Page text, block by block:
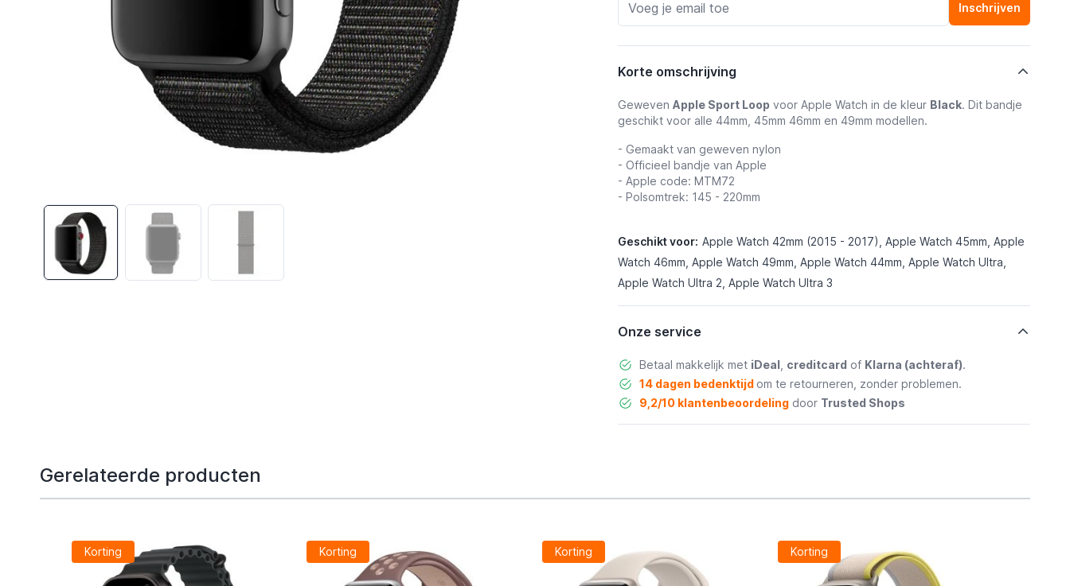
Inschrijven
Korte omschrijving
Geweven Apple Sport Loop voor Apple Watch in de kleur Black. Dit bandje
geschikt voor alle 44mm, 45mm 46mm en 49mm modellen.
- Gemaakt van geweven nylon
- Officieel bandje van Apple
- Apple code: MTM72
- Polsomtrek: 145 - 220mm
Geschikt voor: Apple Watch 42mm (2015 - 2017), Apple Watch 45mm, Apple
Watch 46mm, Apple Watch 49mm, Apple Watch 44mm, Apple Watch Ultra,
Apple Watch Ultra 2, Apple Watch Ultra 3
Onze service
Betaal makkelijk met iDeal creditcard of Klarna (achteraf).
14 dagen bedenktijd om te retourneren, zonder problemen.
9,2/10 klantenbeoordelingdoor Trusted Shops
Gerelateerde producten
Korting Korting Korting Korting